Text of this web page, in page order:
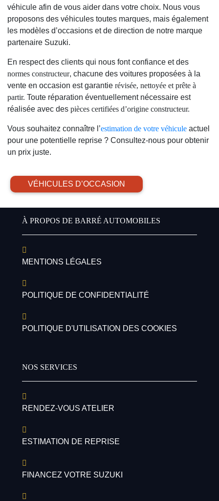
véhicule afin de vous aider dans votre choix. Nous vous
proposons des véhicules toutes marques, mais également
les modèles d’occasions et de direction de notre marque
partenaire Suzuki.
En respect des clients qui nous font confiance et des
normes constructeur, chacune des voitures proposées à la
vente en occasion est garantie révisée, nettoyée et prête à
partir. Toute réparation éventuellement nécessaire est
réalisée avec des pièces certifiées d’origine constructeur.
Vous souhaitez connaître l’estimation de votre véhicule actuel
pour une potentielle reprise ? Consultez-nous pour obtenir
un prix juste.
VÉHICULES D’OCCASION
À PROPOS DE BARRÉ AUTOMOBILES
MENTIONS LÉGALES
POLITIQUE DE CONFIDENTIALITÉ
POLITIQUE D'UTILISATION DES COOKIES
NOS SERVICES
RENDEZ-VOUS ATELIER
ESTIMATION DE REPRISE
FINANCEZ VOTRE SUZUKI